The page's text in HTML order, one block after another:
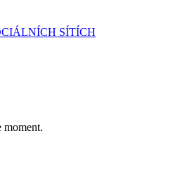
SÍTÍCH
moment.